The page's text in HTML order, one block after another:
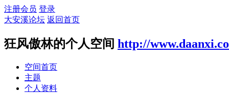
注册会员 登录
大安溪论坛 返回首页
狂风傲林的个人空间 http://
空间首页
主题
个人资料